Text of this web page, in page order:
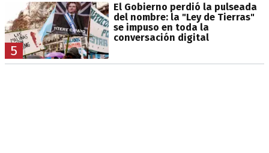
5
El Gobierno perdió la pulseada
del nombre: la "Ley de Tierras"
se impuso en toda la
conversación digital